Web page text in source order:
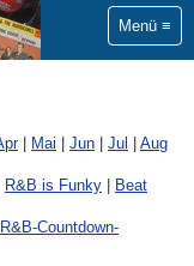
Menü
| Mai Jun Jul
Aug
R&B is Funky
Beat
Countdown-